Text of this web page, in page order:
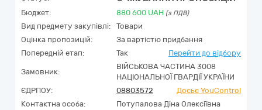
Бюджет: 880 600 UAH (з ПДВ)
Вид предмету закупівлі:
Товари
Оцінка пропозицій:
За вартістю придбання
Попередній етап:
Так Перейти до відбору
Замовник:
ВІЙСЬКОВА ЧАСТИНА 3008
НАЦІОНАЛЬНОЇ ГВАРДІЇ УКРАЇНИ
ЄДРПОУ:
08803572
Досьє YouControl
Контактна особа:
Потупалова Діна Олексіївна